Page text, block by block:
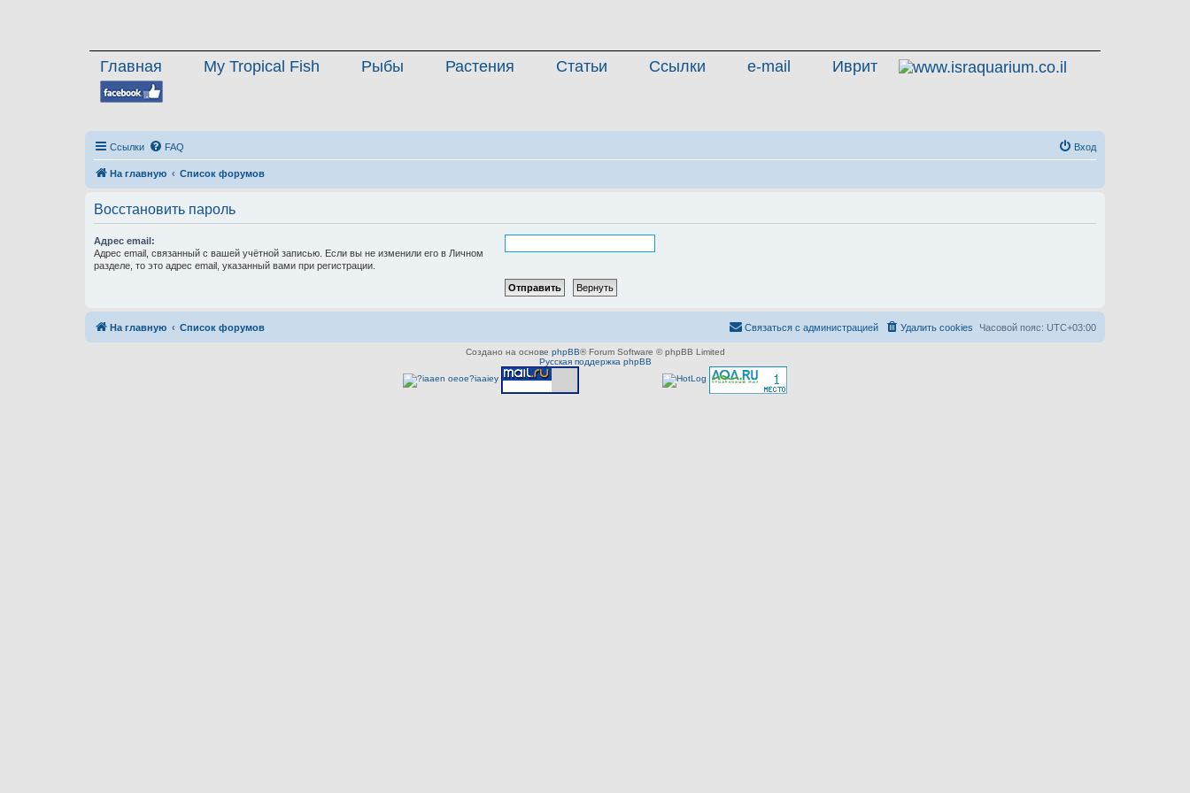
Главная My Tropical Fish Рыбы Растения Статьи Ссылки e-mail Иврит
Ссылки FAQ Вход
На главную Список форумов
Восстановить пароль
Адрес email:
Адрес email, связанный с вашей учётной записью. Если вы не изменили его в Личном
разделе, то это адрес email, указанный вами при регистрации.
На главную Список форумов Часовой пояс: UTC+03:00
Удалить cookies
Связаться с администрацией
Создано на основе phpBB® Forum Software © phpBB Limited
Русская поддержка phpBB